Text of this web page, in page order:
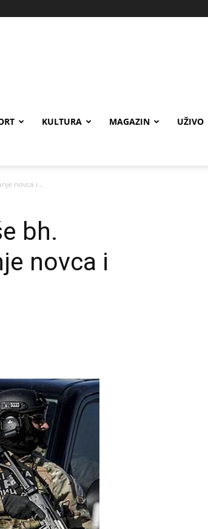
KULTURA MAGAZIN UŽIVO
novca i...
bh.
novca i